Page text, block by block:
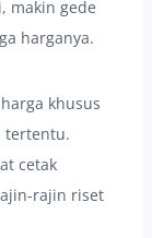
makin gede
harganya.
khusus
tertentu.
cetak
rajin riset